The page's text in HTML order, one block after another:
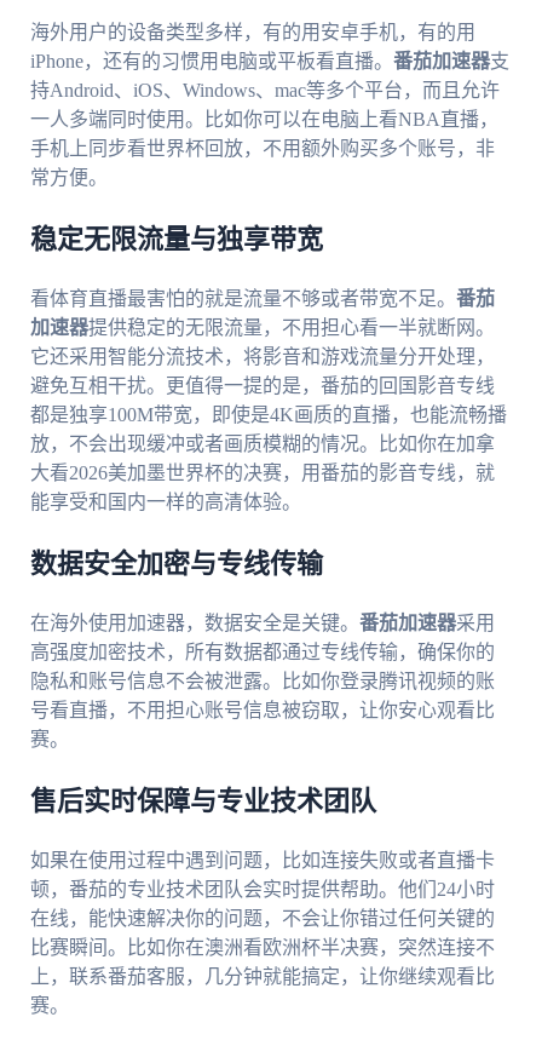
海外用户的设备类型多样，有的用安卓手机，有的用
iPhone，还有的习惯用电脑或平板看直播。 番茄加速器支
持Android、iOS、Windows、mac等多个平台，而且允许
一人多端同时使用。比如你可以在电脑上看NBA直播，
手机上同步看世界杯回放，不用额外购买多个账号，非
常方便。
稳定无限流量与独享带宽
看体育直播最害怕的就是流量不够或者带宽不足。 番茄
加速器提供稳定的无限流量，不用担心看一半就断网。
它还采用智能分流技术，将影音和游戏流量分开处理，
避免互相干扰。更值得一提的是，番茄的回国影音专线
都是独享100M带宽，即使是4K画质的直播，也能流畅播
放，不会出现缓冲或者画质模糊的情况。比如你在加拿
大看2026美加墨世界杯的决赛，用番茄的影音专线，就
能享受和国内一样的高清体验。
数据安全加密与专线传输
在海外使用加速器，数据安全是关键。 番茄加速器采用
高强度加密技术，所有数据都通过专线传输，确保你的
隐私和账号信息不会被泄露。比如你登录腾讯视频的账
号看直播，不用担心账号信息被窃取，让你安心观看比
赛。
售后实时保障与专业技术团队
如果在使用过程中遇到问题，比如连接失败或者直播卡
顿，番茄的专业技术团队会实时提供帮助。他们24小时
在线，能快速解决你的问题，不会让你错过任何关键的
比赛瞬间。比如你在澳洲看欧洲杯半决赛，突然连接不
上，联系番茄客服，几分钟就能搞定，让你继续观看比
赛。